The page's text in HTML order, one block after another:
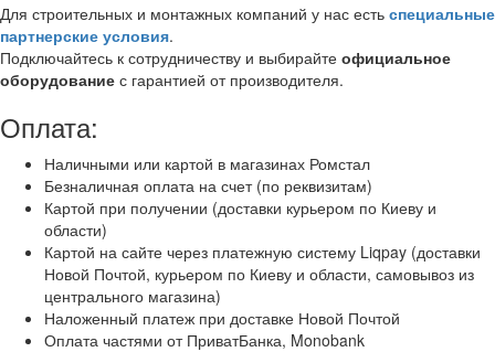
Для строительных и монтажных компаний у нас есть специальные
партнерские условия.
Подключайтесь к сотрудничеству и выбирайте официальное
оборудование с гарантией от производителя.
Оплата:
Наличными или картой в магазинах Ромстал
Безналичная оплата на счет (по реквизитам)
Картой при получении (доставки курьером по Киеву и
области)
Картой на сайте через платежную систему Liqpay (доставки
Новой Почтой, курьером по Киеву и области, самовывоз из
центрального магазина)
Наложенный платеж при доставке Новой Почтой
Оплата частями от ПриватБанка, Monobank